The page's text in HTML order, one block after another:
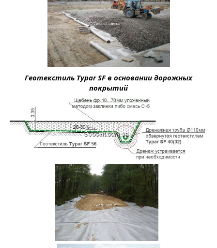
Геотекстиль Typar SF в основании дорожных
покрытий